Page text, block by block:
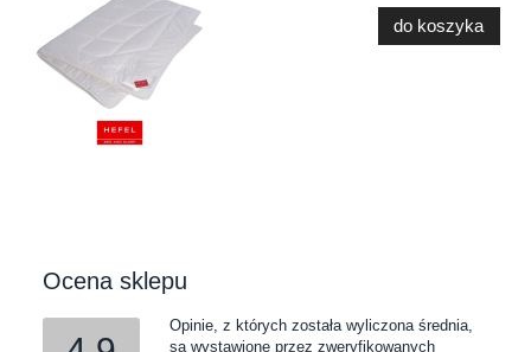
do koszyka
Ocena sklepu
Opinie, z których została wyliczona średnia,
są wystawione przez zweryfikowanych